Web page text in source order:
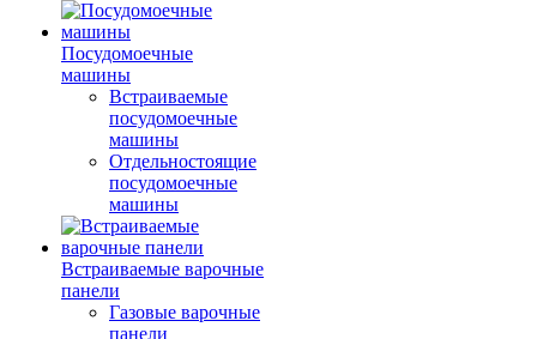
Посудомоечные
машины
Встраиваемые
посудомоечные
машины
Отдельностоящие
посудомоечные
машины
Встраиваемые варочные
панели
Газовые варочные
панели